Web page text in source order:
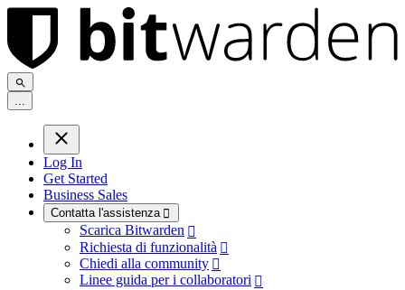
...
Log In
Get Started
Business Sales
Contatta l'assistenza 
Scarica Bitwarden 
Richiesta di funzionalità 
Chiedi alla community 
Linee guida per i collaboratori 